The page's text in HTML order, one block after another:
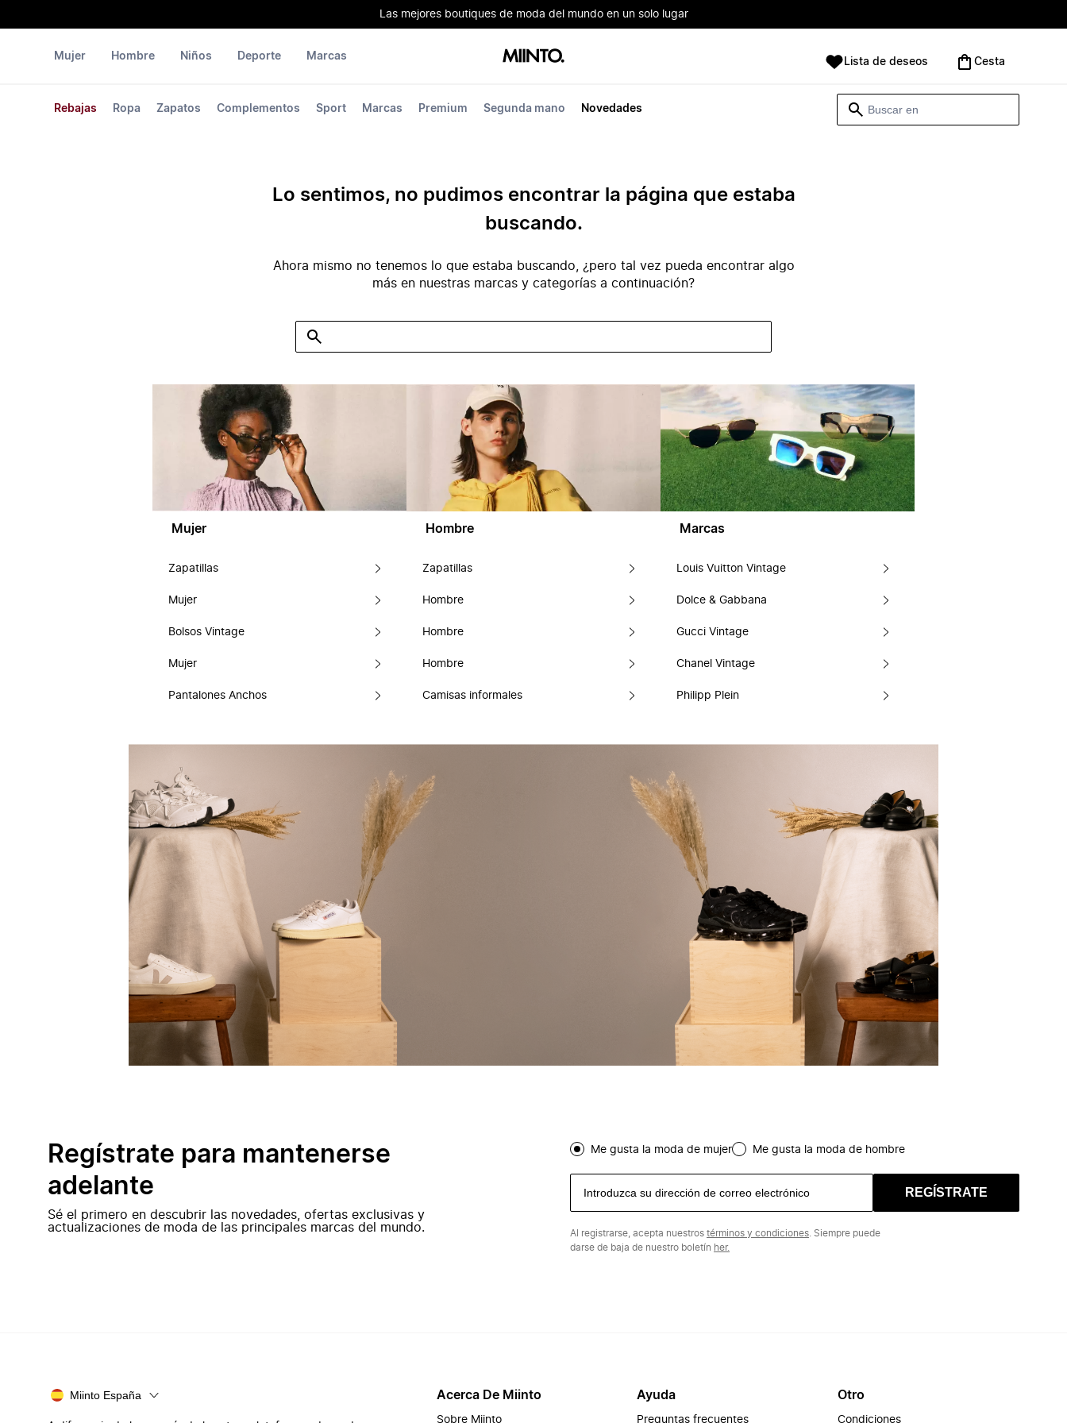
Las mejores boutiques de moda del mundo en un solo lugar
Mujer
Rebajas Ropa Zapatos Complementos Sport Marcas Premium Segunda mano Novedades
Hombre Niños Deporte Marcas Lista de deseos Cesta
Lo sentimos, no pudimos encontrar la página que estaba
buscando.
Ahora mismo no tenemos lo que estaba buscando, ¿pero tal vez pueda encontrar algo
más en nuestras marcas y categorías a continuación?
Mujer
Zapatillas
Mujer
Bolsos Vintage
Mujer
Pantalones Anchos
Hombre
Zapatillas
Hombre
Hombre
Hombre
Camisas informales
Marcas
Louis Vuitton Vintage
Dolce & Gabbana
Gucci Vintage
Chanel Vintage
Philipp Plein
Regístrate para mantenerse
adelante
Sé el primero en descubrir las novedades, ofertas exclusivas y
actualizaciones de moda de las principales marcas del mundo.
Me gusta la moda de mujer Me gusta la moda de hombre
REGÍSTRATE
Al registrarse, acepta nuestros términos y condiciones . Siempre puede
darse de baja de nuestro boletín her.
Miinto España Acerca De Miinto
Sobre Miinto
Ayuda
Preguntas frecuentes
Otro
Condiciones